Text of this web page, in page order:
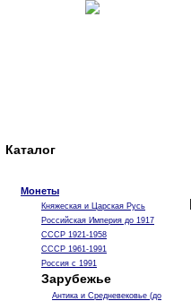
Каталог
Монеты
Княжеская и Царская Русь
Российская Империя до 1917
СССР 1921-1958
СССР 1961-1991
Россия с 1991
Зарубежье
Антика и Средневековье (до